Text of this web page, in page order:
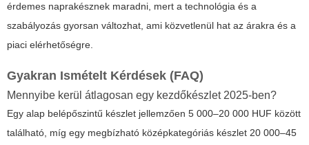
érdemes naprakésznek maradni, mert a technológia és a
szabályozás gyorsan változhat, ami közvetlenül hat az árakra és a
piaci elérhetőségre.
Gyakran Ismételt Kérdések (FAQ)
Mennyibe kerül átlagosan egy kezdőkészlet 2025-ben?
Egy alap belépőszintű készlet jellemzően 5 000–20 000 HUF között
található, míg egy megbízható középkategóriás készlet 20 000–45